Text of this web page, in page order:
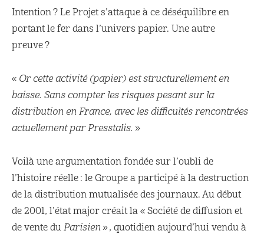
Intention ? Le Projet s’attaque à ce déséquilibre en
portant le fer dans l’univers papier. Une autre
preuve ?
« Or cette activité (papier) est structurellement en
baisse. Sans compter les risques pesant sur la
distribution en France, avec les difficultés rencontrées
actuellement par Presstalis. »
Voilà une argumentation fondée sur l’oubli de
l’histoire réelle : le Groupe a participé à la destruction
de la distribution mutualisée des journaux. Au début
de 2001, l’état major créait la « Société de diffusion et
de vente du Parisien », quotidien aujourd’hui vendu à